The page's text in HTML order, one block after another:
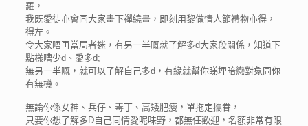
羅，
我既愛徒亦會同大家畫下禪繞畫，即刻用黎做情人節禮物亦得，
得左。
令大家唔再當局者迷，有另一半嘅就了解多d大家段關係，知道下
點樣嘈少d、愛多d;
無另一半嘅，就可以了解自己多d，有緣就幫你睇埋暗戀對象同你
有無機。
無論你係女神、兵仔、毒丁、高矮肥瘦，單拖定攜眷，
只要你想了解多D自己同情愛呢味野，都無任歡迎，名額非常有限